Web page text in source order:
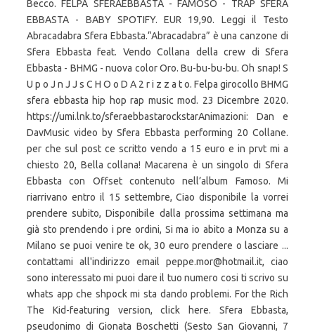
Becco. FELPA SFERAEBBASTA - FAMOSO - TRAP SFERA
EBBASTA - BABY SPOTIFY. EUR 19,90. Leggi il Testo
Abracadabra Sfera Ebbasta.“Abracadabra” è una canzone di
Sfera Ebbasta feat. Vendo Collana della crew di Sfera
Ebbasta - BHMG - nuova color Oro. Bu-bu-bu-bu. Oh snap! S
U p o J n J J s C H O o D A 2 r i z z a t o. Felpa girocollo BHMG
sfera ebbasta hip hop rap music mod. 23 Dicembre 2020.
https://umi.lnk.to/sferaebbastarockstarAnimazioni: Dan e
DavMusic video by Sfera Ebbasta performing 20 Collane.
per che sul post ce scritto vendo a 15 euro e in prvt mi a
chiesto 20, Bella collana! Macarena è un singolo di Sfera
Ebbasta con Offset contenuto nell’album Famoso. Mi
riarrivano entro il 15 settembre, Ciao disponibile la vorrei
prendere subito, Disponibile dalla prossima settimana ma
già sto prendendo i pre ordini, Si ma io abito a Monza su a
Milano se puoi venire te ok, 30 euro prendere o lasciare ...
contattami all'indirizzo email peppe.mor@hotmail.it, ciao
sono interessato mi puoi dare il tuo numero cosi ti scrivo su
whats app che shpock mi sta dando problemi. For the Rich
The Kid-featuring version, click here. Sfera Ebbasta,
pseudonimo di Gionata Boschetti (Sesto San Giovanni, 7